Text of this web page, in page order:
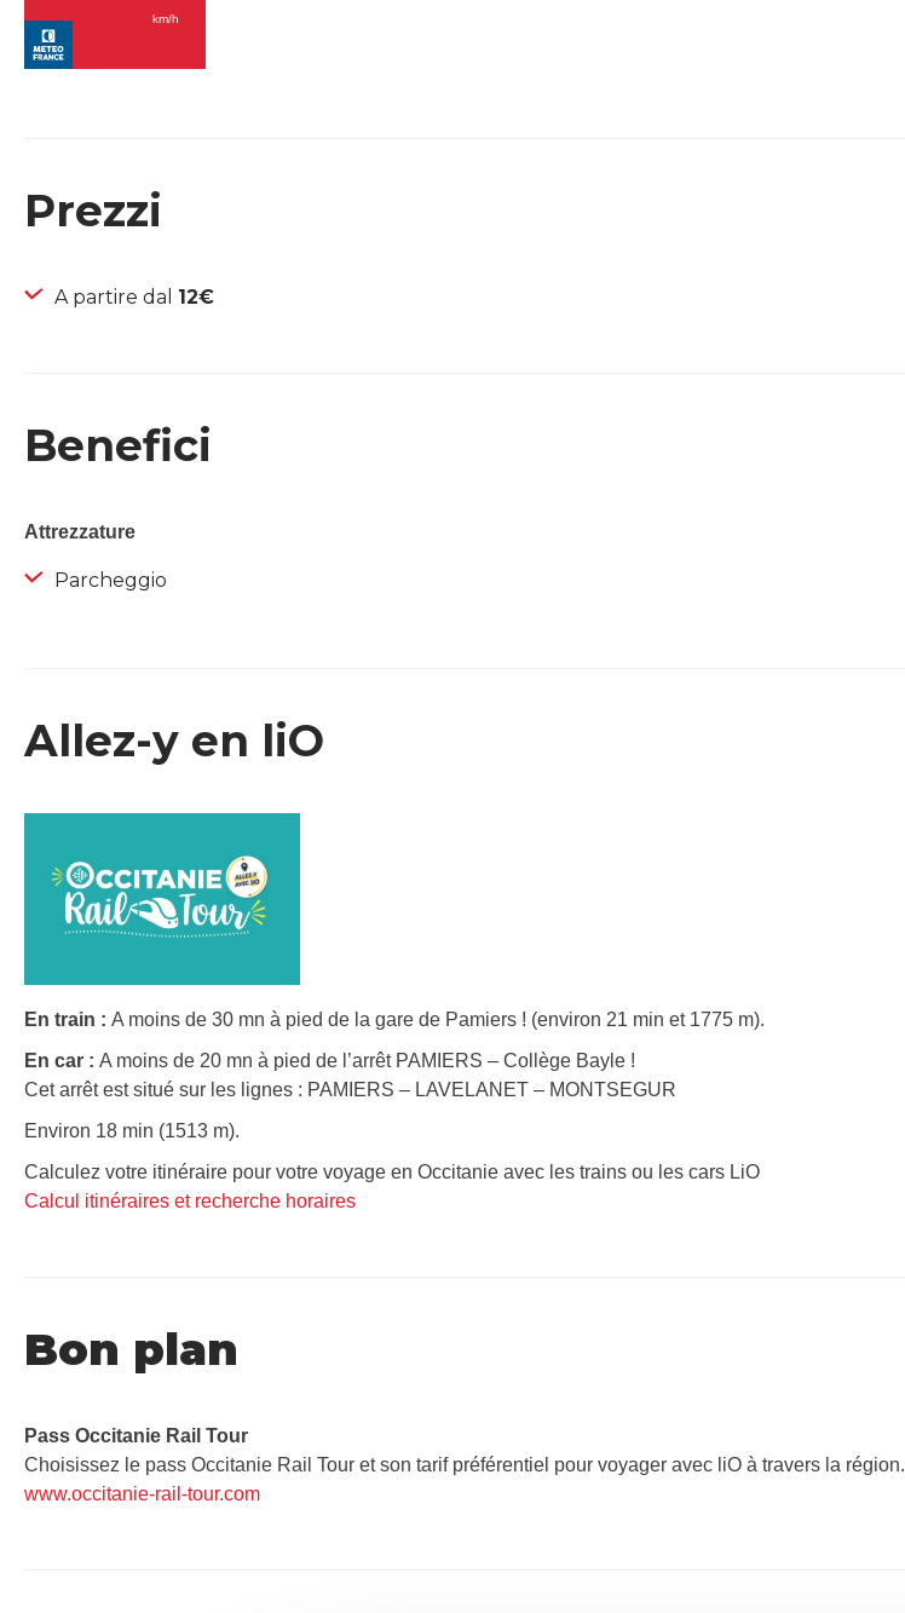
Prezzi
A partire dal 12€
Benefici
Attrezzature
Parcheggio
Allez-y en liO
En train : A moins de 30 mn à pied de la gare de Pamiers ! (environ 21 min et 1775 m).
En car : A moins de 20 mn à pied de l’arrêt PAMIERS – Collège Bayle !
Cet arrêt est situé sur les lignes : PAMIERS – LAVELANET – MONTSEGUR
Environ 18 min (1513 m).
Calculez votre itinéraire pour votre voyage en Occitanie avec les trains ou les cars LiO
Calcul itinéraires et recherche horaires
Bon plan
Pass Occitanie Rail Tour​
Choisissez le pass Occitanie Rail Tour et son tarif préférentiel pour voyager avec liO à travers la région.
www.occitanie-rail-tour.com